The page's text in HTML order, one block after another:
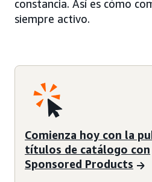
constancia. Así es cómo
siempre activo.
Comienza hoy con la
títulos de catálogo con
Sponsored Products